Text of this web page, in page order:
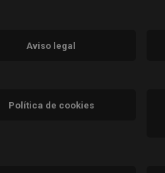
nueva)
ventana nueva)
nueva)
Aviso legal
Política de cookies